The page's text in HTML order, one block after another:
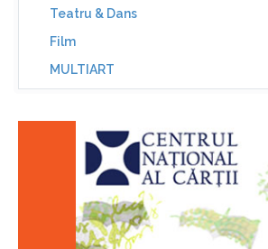
Teatru & Dans
Film
MULTIART